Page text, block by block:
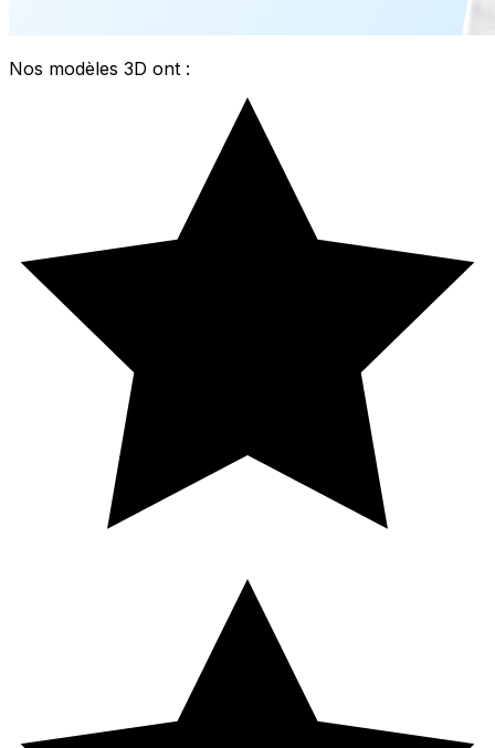
Nos modèles 3D ont :